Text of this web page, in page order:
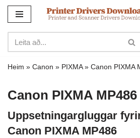
yfir
í
innihald
Heim » Canon » PIXMA» Canon PIXMA
Canon PIXMA
Uppsetningargluggar
Canon PIXMA MP486